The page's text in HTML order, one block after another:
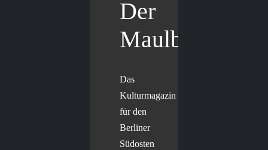
Der
Maulbär
Das
Kulturmagazin
für den
Berliner
Südosten